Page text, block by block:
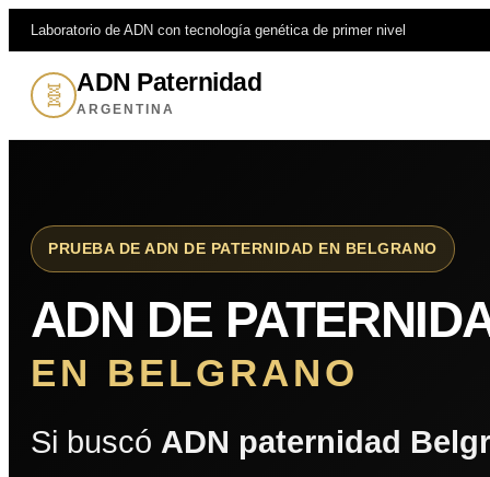
Laboratorio de ADN con tecnología genética de primer nivel
🧬 ADN Paternidad
ARGENTINA
PRUEBA DE ADN DE PATERNIDAD EN BELGRANO
ADN DE
EN BELGRANO
Si buscó ADN paternidad